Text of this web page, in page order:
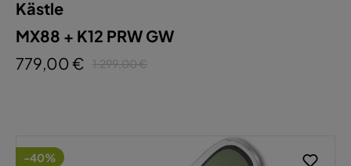
Kästle
MX88 + K12 PRW GW
779,00 €
1.299,00 €
-40%